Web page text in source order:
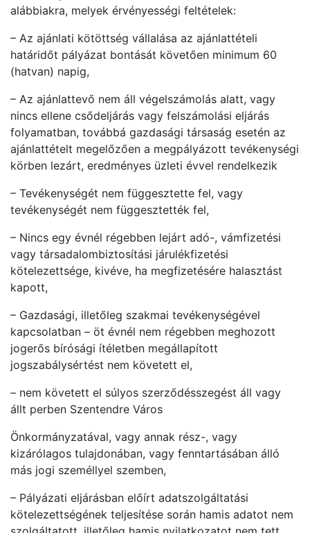
alábbiakra, melyek érvényességi feltételek:
– Az ajánlati kötöttség vállalása az ajánlattételi
határidőt pályázat bontását követően minimum 60
(hatvan) napig,
– Az ajánlattevő nem áll végelszámolás alatt, vagy
nincs ellene csődeljárás vagy felszámolási eljárás
folyamatban, továbbá gazdasági társaság esetén az
ajánlattételt megelőzően a megpályázott tevékenységi
körben lezárt, eredményes üzleti évvel rendelkezik
– Tevékenységét nem függesztette fel, vagy
tevékenységét nem függesztették fel,
– Nincs egy évnél régebben lejárt adó-, vámfizetési
vagy társadalombiztosítási járulékfizetési
kötelezettsége, kivéve, ha megfizetésére halasztást
kapott,
– Gazdasági, illetőleg szakmai tevékenységével
kapcsolatban – öt évnél nem régebben meghozott
jogerős bírósági ítéletben megállapított
jogszabálysértést nem követett el,
– nem követett el súlyos szerződésszegést áll vagy
állt perben Szentendre Város
Önkormányzatával, vagy annak rész-, vagy
kizárólagos tulajdonában, vagy fenntartásában álló
más jogi személlyel szemben,
– Pályázati eljárásban előírt adatszolgáltatási
kötelezettségének teljesítése során hamis adatot nem